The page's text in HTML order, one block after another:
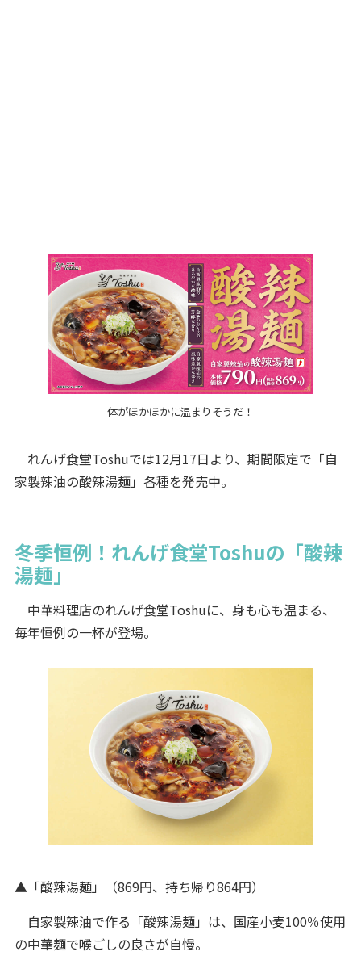
体がほかほかに温まりそうだ！
れんげ食堂Toshuでは12月17日より、期間限定で「自
家製辣油の酸辣湯麺」各種を発売中。
冬季恒例！れんげ食堂Toshuの「酸辣
湯麺」
中華料理店のれんげ食堂Toshuに、身も心も温まる、
毎年恒例の一杯が登場。
▲「酸辣湯麺」（869円、持ち帰り864円）
自家製辣油で作る「酸辣湯麺」は、国産小麦100％使用
の中華麺で喉ごしの良さが自慢。